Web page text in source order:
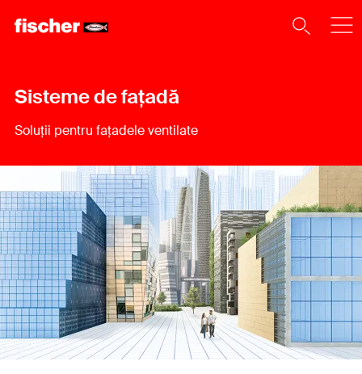
Sisteme de fațadă
Soluții pentru fațadele ventilate